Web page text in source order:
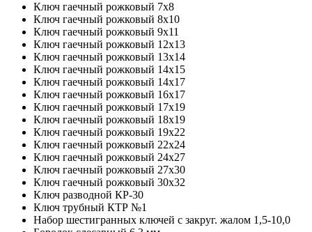
Ключ гаечный рожковый 7х8
Ключ гаечный рожковый 8х10
Ключ гаечный рожковый 9х11
Ключ гаечный рожковый 12х13
Ключ гаечный рожковый 13х14
Ключ гаечный рожковый 14х15
Ключ гаечный рожковый 14х17
Ключ гаечный рожковый 16х17
Ключ гаечный рожковый 17х19
Ключ гаечный рожковый 18х19
Ключ гаечный рожковый 19х22
Ключ гаечный рожковый 22х24
Ключ гаечный рожковый 24х27
Ключ гаечный рожковый 27х30
Ключ гаечный рожковый 30х32
Ключ разводной КР-30
Ключ трубный КТР №1
Набор шестигранных ключей с закруг. жалом 1,5-10,0